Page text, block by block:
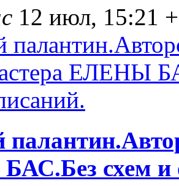
12 июл, 15:21
схем и